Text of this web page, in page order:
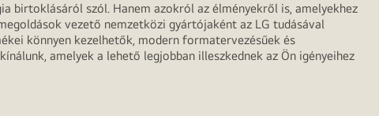
birtoklásáról szól. Hanem azokról az élményekről is, amelyekhez
vezető nemzetközi gyártójaként az LG tudásával
könnyen kezelhetők, modern formatervezésűek és
amelyek a lehető legjobban illeszkednek az Ön igényeihez